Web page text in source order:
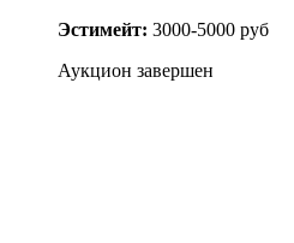
Эстимейт: 3000-5000 руб
Аукцион завершен